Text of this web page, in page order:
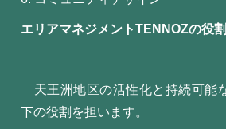
エリアマネジメントTENNOZの役割
天王洲地区の活性化と持続可能
下の役割を担います。